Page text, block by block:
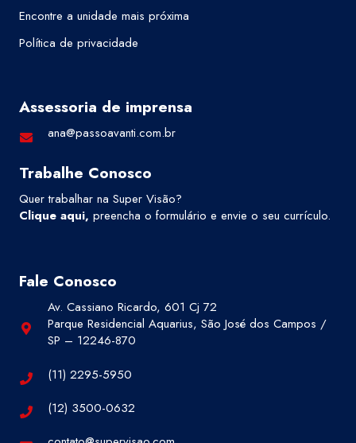
Encontre a unidade mais próxima
Política de privacidade
Assessoria de imprensa
ana@passoavanti.com.br
Trabalhe Conosco
Quer trabalhar na Super Visão?
Clique aqui, preencha o formulário e envie o seu currículo.
Fale Conosco
Av. Cassiano Ricardo, 601 Cj 72
Parque Residencial Aquarius, São José dos Campos /
SP – 12246-870
(11) 2295-5950
(12) 3500-0632